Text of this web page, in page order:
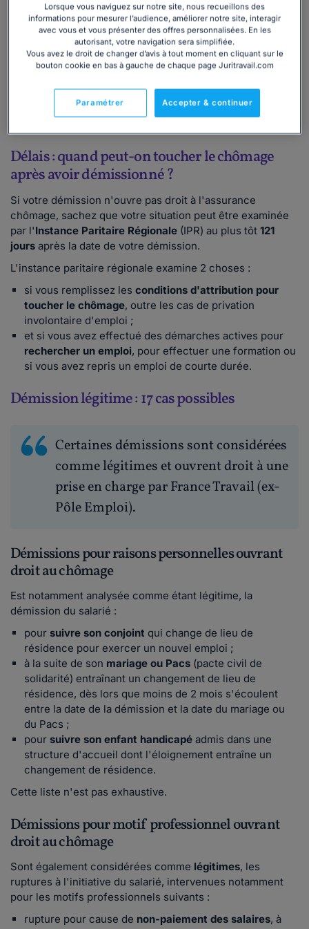
de transmettre votre démission à votre
employeur, vous souhaitez savoir si vous
aurez le droit aux allocations chômage et dans
quelles conditions ? Notre dossier complet
vous informe.
Télécharger
Délais : quand peut-on toucher le chômage
après avoir démissionné ?
Si votre démission n'ouvre pas droit à l'assurance
chômage, sachez que votre situation peut être examinée
par l'Instance Paritaire Régionale (IPR) au plus tôt 121
jours après la date de votre démission.
L'instance paritaire régionale examine 2 choses :
si vous remplissez les conditions d'attribution pour
toucher le chômage, outre les cas de privation
involontaire d'emploi ;
et si vous avez effectué des démarches actives pour
rechercher un emploi, pour effectuer une formation ou
si vous avez repris un emploi de courte durée.
Démission légitime : 17 cas possibles
Certaines démissions sont considérées
comme légitimes et ouvrent droit à une
prise en charge par France Travail (ex-
Pôle Emploi).
Démissions pour raisons personnelles ouvrant
droit au chômage
Est notamment analysée comme étant légitime, la
démission du salarié :
pour suivre son conjoint qui change de lieu de
résidence pour exercer un nouvel emploi ;
à la suite de son mariage ou Pacs (pacte civil de
solidarité) entraînant un changement de lieu de
résidence, dès lors que moins de 2 mois s'écoulent
entre la date de la démission et la date du mariage ou
du Pacs ;
pour suivre son enfant handicapé admis dans une
structure d'accueil dont l'éloignement entraîne un
changement de résidence.
Cette liste n'est pas exhaustive.
Démissions pour motif professionnel ouvrant
droit au chômage
Sont également considérées comme légitimes, les
ruptures à l'initiative du salarié, intervenues notamment
pour les motifs professionnels suivants :
rupture pour cause de non-paiement des salaires, à
Lorsque vous naviguez sur notre site, nous recueillons des
informations pour mesurer l’audience, améliorer notre site, interagir
avec vous et vous présenter des offres personnalisées. En les
autorisant, votre navigation sera simplifiée.
Vous avez le droit de changer d’avis à tout moment en cliquant sur le
bouton cookie en bas à gauche de chaque page Juritravail.com
Accepter & continuer
Paramétrer